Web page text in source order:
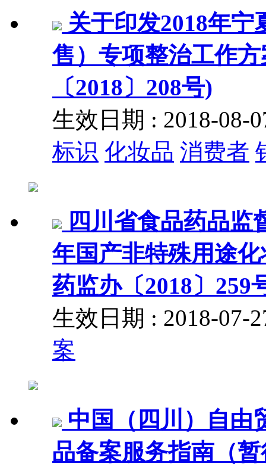
关于印发2018年
售）专项整治工作
〔2018〕208号)
生效日期 : 2018-08-
标识 化妆品 消费者
四川省食品药品监
年国产非特殊用途
药监办〔2018〕259
生效日期 : 2018-07-
案
中国（四川）自由
品备案服务指南（